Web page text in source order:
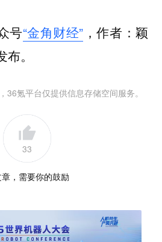
号“金角财经” ，作者：颖
。
36氪平台仅提供信息存储空间服务。
33
，需要你的鼓励